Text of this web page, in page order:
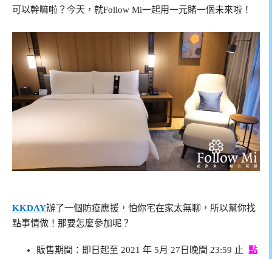
可以幹嘛啦？今天，就Follow Mi一起用一元賭一個未來啦！
KKDAY辦了一個防疫應援，怕你宅在家太無聊，所以幫你找
點事情做！那要怎麼參加呢？
販售期間：即日起至 2021 年 5月 27日晚間 23:59 止 點